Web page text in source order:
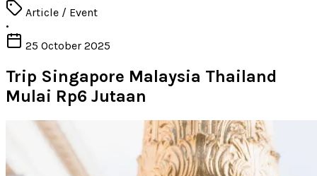
Article / Event
•
25 October 2025
Trip Singapore Malaysia Thailand
Mulai Rp6 Jutaan